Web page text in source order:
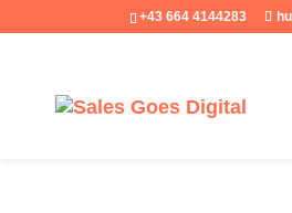
+43 664 4144283